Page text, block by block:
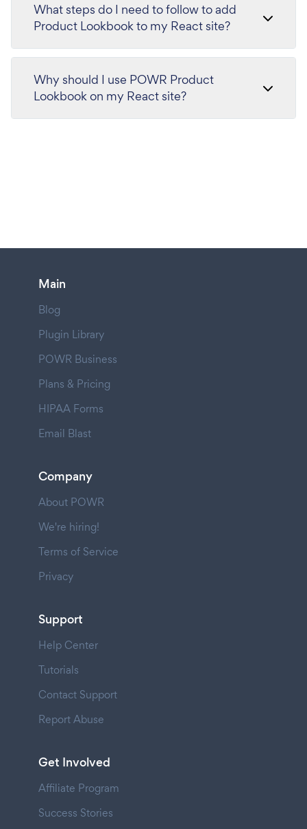
What steps do I need to follow to add
Product Lookbook to my React site?
Why should I use POWR Product
Lookbook on my React site?
Main
Blog
Plugin Library
POWR Business
Plans & Pricing
HIPAA Forms
Email Blast
Company
About POWR
We're hiring!
Terms of Service
Privacy
Support
Help Center
Tutorials
Contact Support
Report Abuse
Get Involved
Affiliate Program
Success Stories